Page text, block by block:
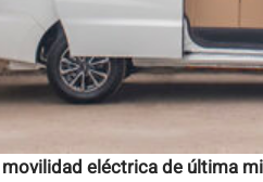
movilidad eléctrica de última